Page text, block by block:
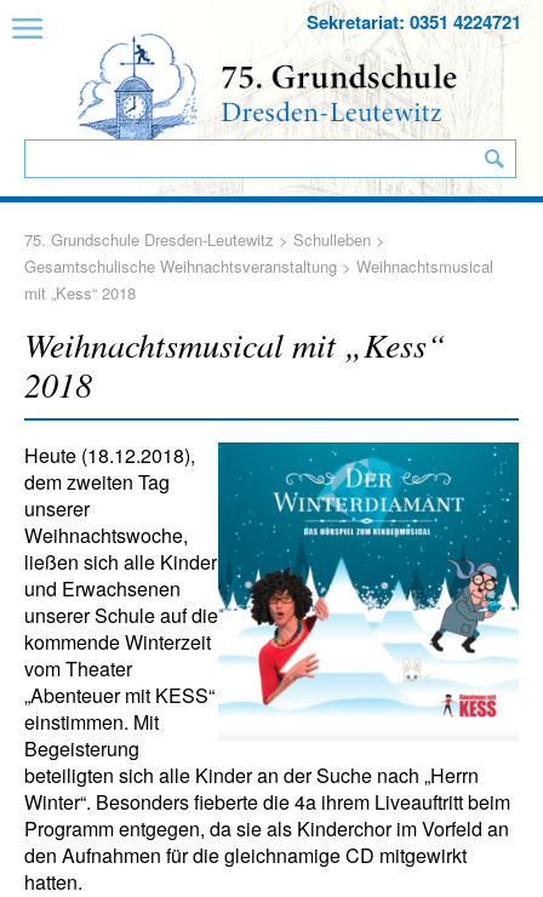
Sekretariat: 0351 4224721
75. Grundschule Dresden-Leutewitz > Schulleben >
Gesamtschulische Weihnachtsveranstaltung > Weihnachtsmusical
mit „Kess“ 2018
Weihnachtsmusical mit „Kess“
2018
Heute (18.12.2018),
dem zweiten Tag
unserer
Weihnachtswoche,
ließen sich alle Kinder
und Erwachsenen
unserer Schule auf die
kommende Winterzeit
vom Theater
„Abenteuer mit KESS“
einstimmen. Mit
Begeisterung
beteiligten sich alle Kinder an der Suche nach „Herrn
Winter“. Besonders fieberte die 4a ihrem Liveauftritt beim
Programm entgegen, da sie als Kinderchor im Vorfeld an
den Aufnahmen für die gleichnamige CD mitgewirkt
hatten.